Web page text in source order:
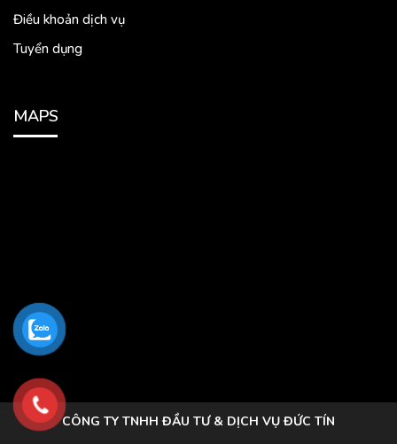
Điều khoản dịch vụ
Tuyển dụng
MAPS
CÔNG TY TNHH ĐẦU TƯ & DỊCH VỤ ĐỨC TÍN